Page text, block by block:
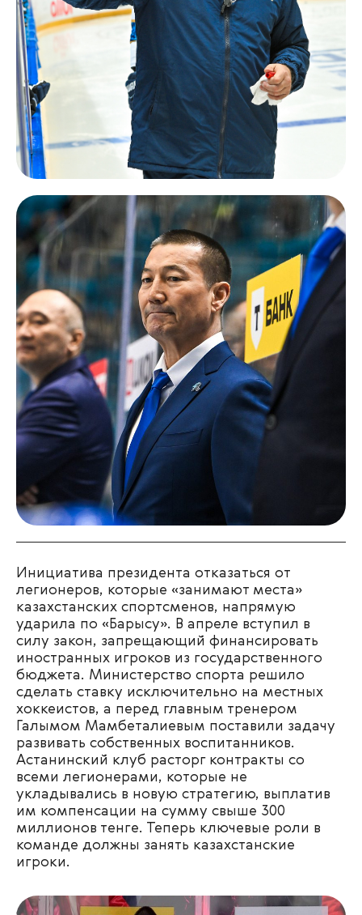
Инициатива президента отказаться от
легионеров, которые «занимают места»
казахстанских спортсменов, напрямую
ударила по «Барысу». В апреле вступил в
силу закон, запрещающий финансировать
иностранных игроков из государственного
бюджета. Министерство спорта решило
сделать ставку исключительно на местных
хоккеистов, а перед главным тренером
Галымом Мамбеталиевым поставили задачу
развивать собственных воспитанников.
Астанинский клуб расторг контракты со
всеми легионерами, которые не
укладывались в новую стратегию, выплатив
им компенсации на сумму свыше 300
миллионов тенге. Теперь ключевые роли в
команде должны занять казахстанские
игроки.